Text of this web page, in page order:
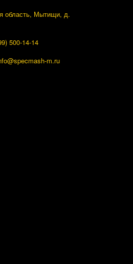
область, Мытищи, д.
500-14-14
@specmash-m.ru